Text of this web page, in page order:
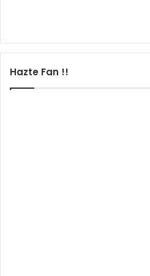
Hazte Fan !!